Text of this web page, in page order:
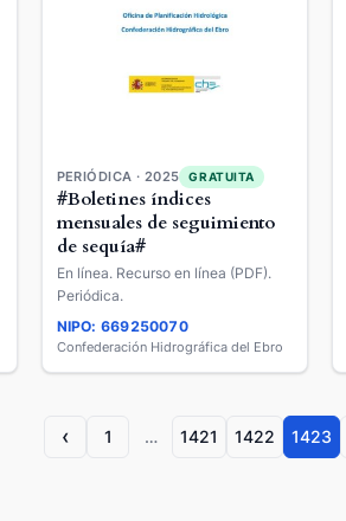
PERIÓDICA · 2025 GRATUITA
#Boletines índices
mensuales de seguimiento
de sequía#
En línea. Recurso en línea (PDF).
Periódica.
NIPO: 669250070
Confederación Hidrográfica del Ebro
‹ 1 … 1421 1422 1423